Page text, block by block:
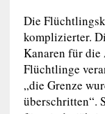
Die
komplizierter.
Kanaren für die
Flüchtlinge
„die Grenze
überschritten“.